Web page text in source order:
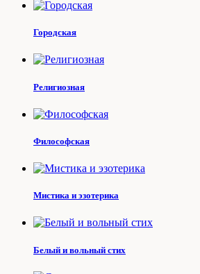
Городская
Религиозная
Философская
Мистика и эзотерика
Белый и вольный стих